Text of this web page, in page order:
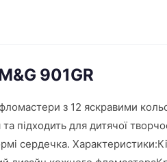
901GR
з 12 яскравими
підходить для дитячої
сердечка.